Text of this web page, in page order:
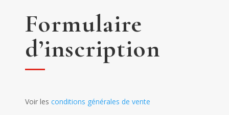
Formulaire
d’inscription
Voir les conditions générales de vente